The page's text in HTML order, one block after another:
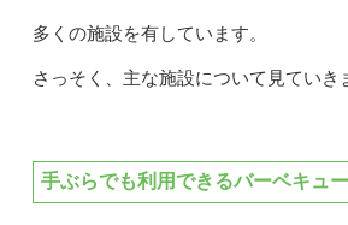
多くの施設を有しています。
さっそく、主な施設について見ていき
手ぶらでも利用できるバーベキュ